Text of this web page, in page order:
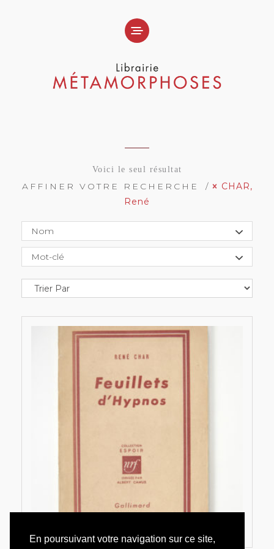
En poursuivant votre navigation sur ce site,
Voici le seul résultat
AFFINER VOTRE RECHERCHE
CHAR,
René
Nom
Mot-clé